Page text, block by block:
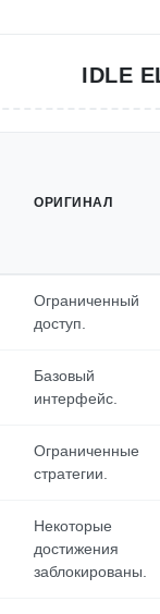
IDLE
ОРИГИНАЛ
Ограниченный
доступ.
Базовый
интерфейс.
Ограниченные
стратегии.
Некоторые
достижения
заблокированы.